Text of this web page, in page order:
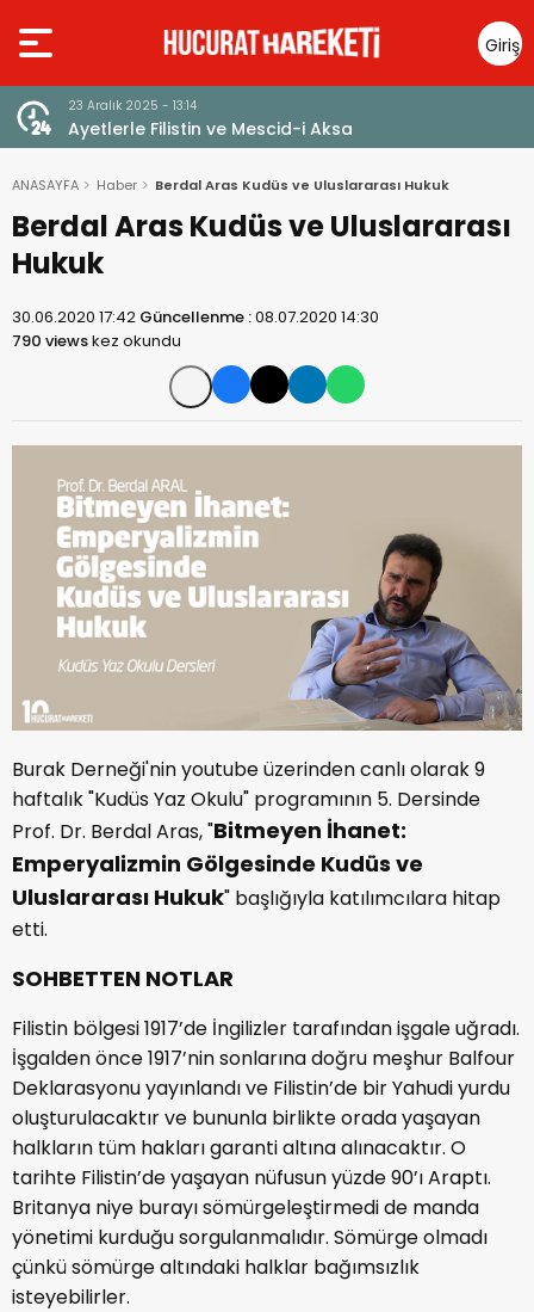
Giriş
Yap
23 Aralık 2025 - 13:14
Ayetlerle Filistin ve Mescid-i Aksa
ANASAYFA Haber Berdal Aras Kudüs ve Uluslararası Hukuk
Berdal Aras Kudüs ve Uluslararası
Hukuk
30.06.2020 17:42 Güncellenme :08.07.2020 14:30
790 viewskez okundu
Burak Derneği'nin youtube üzerinden canlı olarak 9
haftalık "Kudüs Yaz Okulu" programının 5. Dersinde
Prof. Dr. Berdal Aras, "Bitmeyen İhanet:
Emperyalizmin Gölgesinde Kudüs ve
Uluslararası Hukuk" başlığıyla katılımcılara hitap
etti.
SOHBETTEN NOTLAR
Filistin bölgesi 1917’de İngilizler tarafından işgale uğradı.
İşgalden önce 1917’nin sonlarına doğru meşhur Balfour
Deklarasyonu yayınlandı ve Filistin’de bir Yahudi yurdu
oluşturulacaktır ve bununla birlikte orada yaşayan
halkların tüm hakları garanti altına alınacaktır. O
tarihte Filistin’de yaşayan nüfusun yüzde 90’ı Araptı.
Britanya niye burayı sömürgeleştirmedi de manda
yönetimi kurduğu sorgulanmalıdır. Sömürge olmadı
çünkü sömürge altındaki halklar bağımsızlık
isteyebilirler.